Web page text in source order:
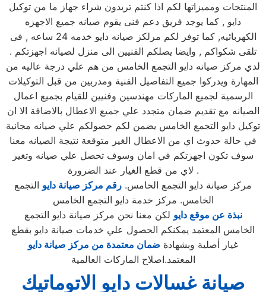
المنتجات ومميزاتها لكم اذا كنتم تريدون شراء جهاز ما من توكيل
دايو , كما يوجد فريق دعم فنى يقوم صيانه جميع الاجهزه
الكهربائيه, كما توفر لكم مرلكز صيانه دايو خدمه 24 ساعه , فى
تلقى شكواكم , وايضا يصلكم الفنيين الى منزل لصيانه اجهزتكم .
لدي مركز صيانه دايو التجمع الخامس من هم علي درجة عاليه من
المهارة ويدركوا جميع التفاصيل الفنية ومدربين من قبل التوكيلات
الرسمية لجميع الماركات مهندسين وفنيين للقيام بجميع اعمال
الصيانه مع تقديم ضمان متجدد علي جميع الاعطال بالاضافة الا ان
توكيل دايو التجمع الخامس يضمن لكم حصولكم علي صيانه مجانية
في حالة حدوث اي من الاعطال الغير متوقعة نتيجة الصيانه معنا
سوف تكون اجهزتكم في امان وسوف تحصل علي صيانه وتغير
لاي من قطع الغيار عند الضرورة .
مركز صيانة دايو التجمع الخامس. رقم مركز صيانة دايو التجمع
الخامس. مركز خدمة دايو التجمع الخامس
نبذة عن موقع دايو لكن معنا نحن مركز صيانة دايو التجمع
الخامس المعتمد يمكنكم الحصول علي خدمات صيانة دايو بقطع
غيار أصلية وبشهادة ضمان معتمدة من مركز صيانة دايو
المعتمد.اصلاح الماركات العالمية
صيانة غسالات دايو الاتوماتيك